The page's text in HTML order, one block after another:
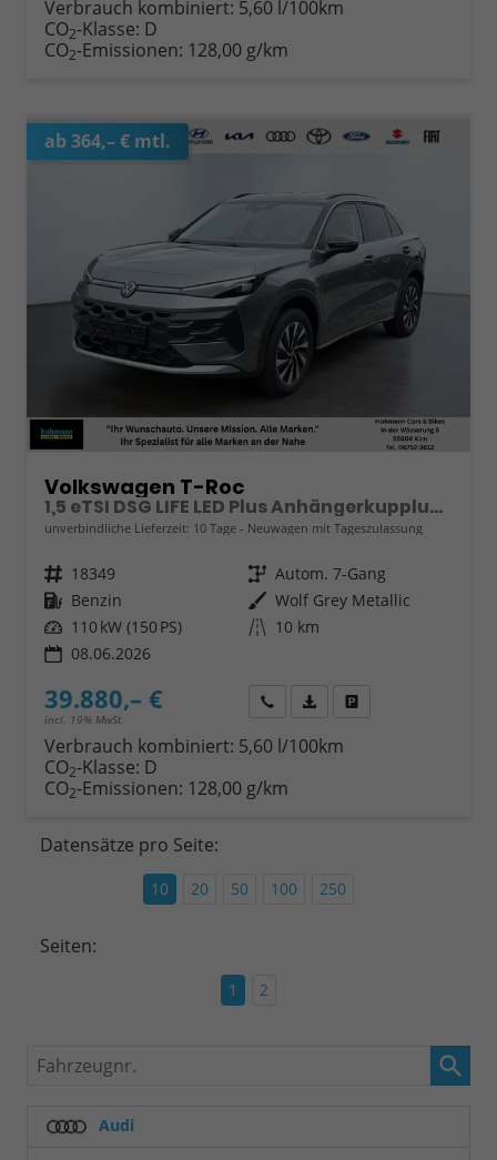
Verbrauch kombiniert: 5,60 l/100km
CO2-Klasse: D
CO2-Emissionen: 128,00 g/km
ab 364,– € mtl.
Volkswagen T-Roc
1,5 eTSI DSG LIFE LED Plus Anhängerkupplung Navigation Digital Pro Sitzheizung beheiztes Lenkrad 17 Zoll Alu 5J Garantie
unverbindliche Lieferzeit: 10 Tage Neuwagen mit Tageszulassung
Fahrzeugnr. 18349 Getriebe Autom. 7-Gang
Kraftstoff Benzin Außenfarbe Wolf Grey Metallic
Leistung 110 kW (150 PS) Kilometerstand 10 km
08.06.2026
39.880,– €
incl. 19% MwSt.
Wir rufen Sie anFahrzeugexposé (PDF)
Verbrauch kombiniert: 5,60 l/100km
CO2-Klasse: D
CO2-Emissionen: 128,00 g/km
Datensätze pro Seite:
10 20 50 100 250
Seiten:
1 2
Fahrzeugnr.
Audi